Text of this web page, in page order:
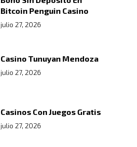
Bitcoin Penguin Casino
julio 27, 2026
Casino Tunuyan Mendoza
julio 27, 2026
Casinos Con Juegos Gratis
julio 27, 2026
Acondicionamiento De
Distribución De
Logística Automotriz
Distribución
Links De
Blog